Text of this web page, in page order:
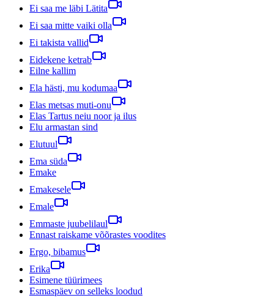
Ei saa me läbi Lätita
Ei saa mitte vaiki olla
Ei takista vallid
Eidekene ketrab
Eilne kallim
Ela hästi, mu kodumaa
Elas metsas muti-onu
Elas Tartus neiu noor ja ilus
Elu armastan sind
Elutuul
Ema süda
Emake
Emakesele
Emale
Emmaste juubelilaul
Ennast raiskame võõrastes voodites
Ergo, bibamus
Erika
Esimene tüürimees
Esmaspäev on selleks loodud